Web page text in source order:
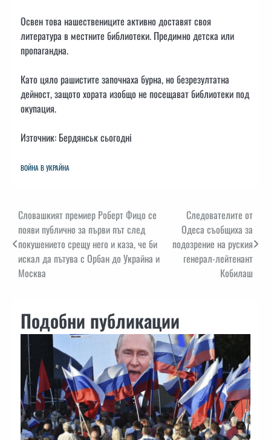
Освен това нашествениците активно доставят своя
литература в местните библиотеки. Предимно детска или
пропагандна.
Като цяло рашистите започнаха бурна, но безрезултатна
дейност, защото хората изобщо не посещават библиотеки под
окупация.
Източник: Бердянськ сьогодні
ВОЙНА В УКРАЙНА
Навигация
Словашкият премиер Роберт Фицо се
появи публично за първи път след
покушението срещу него и каза, че би
искал да пътува с Орбан до Украйна и
Москва
Следователите от
Одеса съобщиха за
подозрение на руския
генерал-лейтенант
Кобилаш
Подобни публикации